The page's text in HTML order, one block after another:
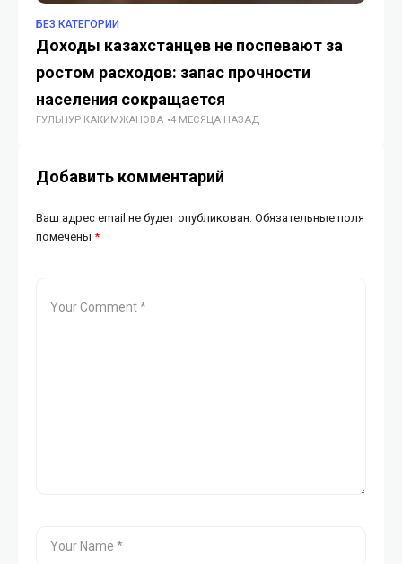
БЕЗ КАТЕГОРИИ
Доходы казахстанцев не поспевают за
ростом расходов: запас прочности
населения сокращается
ГУЛЬНУР КАКИМЖАНОВА 4 МЕСЯЦА НАЗАД
Добавить комментарий
Ваш адрес email не будет опубликован. Обязательные поля
помечены *